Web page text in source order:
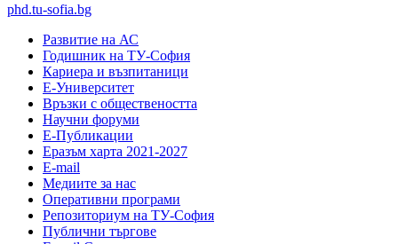
phd.tu-sofia.bg
Развитие на АС
Годишник на ТУ-София
Кариера и възпитаници
Е-Университет
Връзки с обществеността
Научни форуми
Е-Публикации
Еразъм харта 2021-2027
E-mail
Медиите за нас
Оперативни програми
Репозиториум на ТУ-София
Публични търгове